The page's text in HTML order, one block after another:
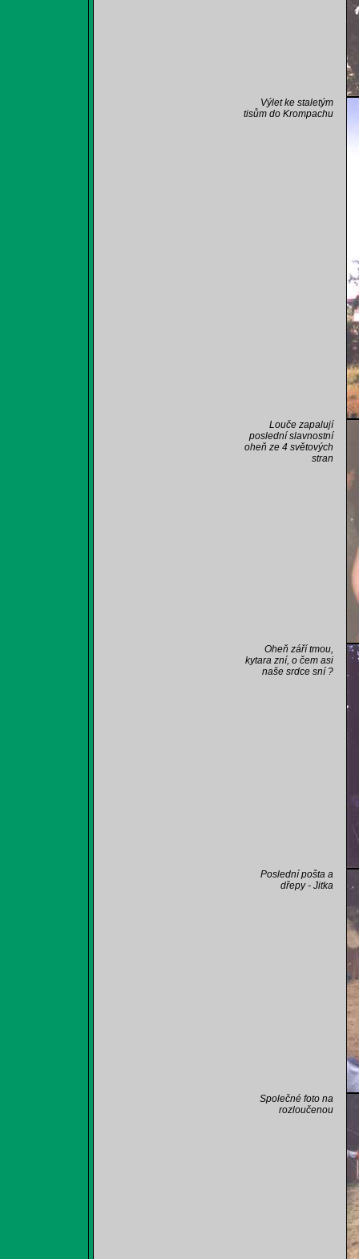
Výlet ke staletým
tisům do Krompachu
Louče zapalují
poslední slavnostní
oheň ze 4 světových
stran
Oheň září tmou,
kytara zní, o čem asi
naše srdce sní ?
Poslední pošta a
dřepy - Jitka
Společné foto na
rozloučenou